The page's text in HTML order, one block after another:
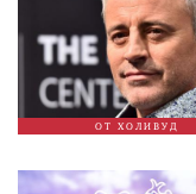
ОТ ХОЛИВУД